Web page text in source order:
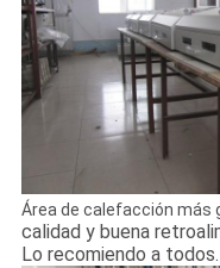
Área de calefacción más
calidad y buena
Lo recomiendo a todos.